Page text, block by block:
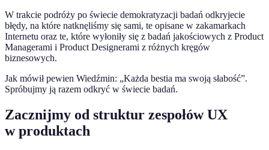
W trakcie podróży po świecie demokratyzacji badań odkryjecie
błędy, na które natknęliśmy się sami, te opisane w zakamarkach
Internetu oraz te, które wyłoniły się z badań jakościowych z Product
Managerami i Product Designerami z różnych kręgów
biznesowych.
Jak mówił pewien Wiedźmin: „Każda bestia ma swoją słabość”.
Spróbujmy ją razem odkryć w świecie badań.
Zacznijmy od struktur zespołów UX
w produktach